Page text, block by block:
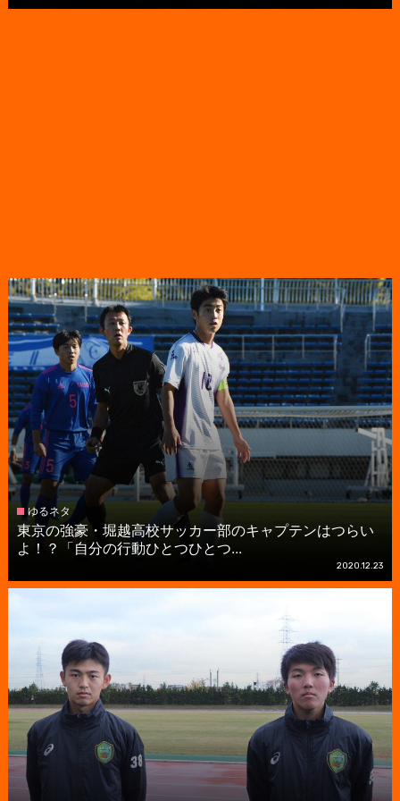
ゆるネタ
東京の強豪・堀越高校サッカー部のキャプテンはつらい
よ！？「自分の行動ひとつひとつ...
2020.12.23